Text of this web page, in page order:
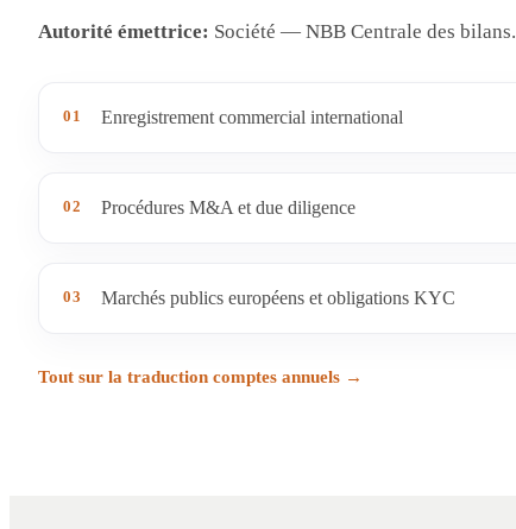
Autorité émettrice: Société — NBB Centrale des bilans.
01 Enregistrement commercial international
02 Procédures M&A et due diligence
03 Marchés publics européens et obligations KYC
Tout sur la traduction comptes annuels →